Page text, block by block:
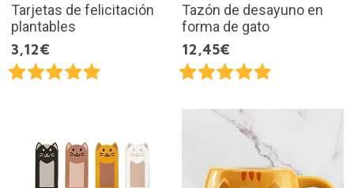
Tarjetas de felicitación
plantables
3,12€
Tazón de desayuno en
forma de gato
12,45€